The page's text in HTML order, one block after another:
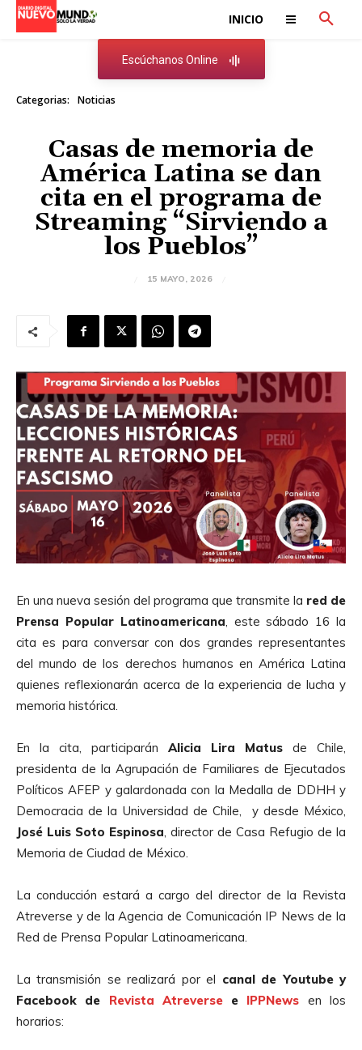
INICIO
Escúchanos Online
Categorias: Noticias
Casas de memoria de
América Latina se dan
cita en el programa de
Streaming “Sirviendo a
los Pueblos”
15 MAYO, 2026
En una nueva sesión del programa que transmite la red de
Prensa Popular Latinoamericana , este sábado 16 la
cita es para conversar con dos grandes representantes
del mundo de los derechos humanos en América Latina
quienes reflexionarán acerca de la experiencia de lucha y
memoria histórica.
En la cita, participarán Alicia Lira Matus de Chile,
presidenta de la Agrupación de Familiares de Ejecutados
Políticos AFEP y galardonada con la Medalla de DDHH y
Democracia de la Universidad de Chile, y desde México,
José Luis Soto Espinosa , director de Casa Refugio de la
Memoria de Ciudad de México.
La conducción estará a cargo del director de la Revista
Atreverse y de la Agencia de Comunicación IP News de la
Red de Prensa Popular Latinoamericana.
La transmisión se realizará por el canal de Youtube y
Facebook de Revista Atreversee IPPNews en los
horarios: